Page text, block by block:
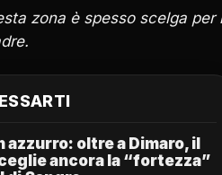
zona è spesso scelga per
azzurro: oltre a Dimaro, il
ancora la “fortezza”